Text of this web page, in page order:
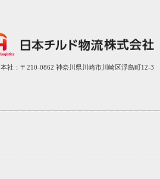
本社：〒210-0862 神奈川県川崎市川崎区浮島町12-3